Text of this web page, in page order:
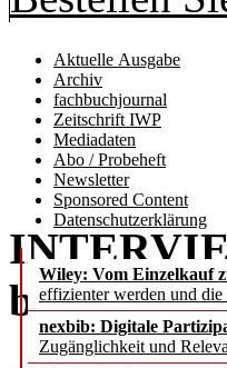
Aktuelle Ausgabe
Archiv
fachbuchjournal
Zeitschrift IWP
Mediadaten
Abo / Probeheft
Newsletter
Sponsored Content
Datenschutzerklärung
Wiley: Vom Einzelkauf
effizienter werden und die
nexbib: Digitale
Zugänglichkeit und
b.i.t.online